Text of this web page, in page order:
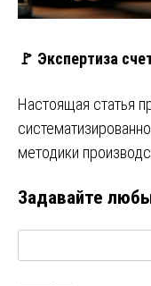
🚩 Экспертиза
Настоящая статья
методики
Задавайте